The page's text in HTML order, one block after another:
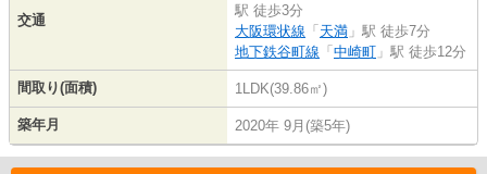
交通
駅 徒歩3分
大阪環状線 「 天満 」駅 徒歩7分
地下鉄谷町線 「 中崎町 」駅 徒歩12分
間取り(面積) 1LDK(39.86㎡)
築年月 2020年 9月(築5年)